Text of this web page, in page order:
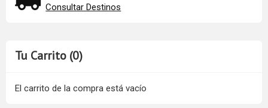
Consultar Destinos
Tu Carrito (0)
El carrito de la compra está vacío